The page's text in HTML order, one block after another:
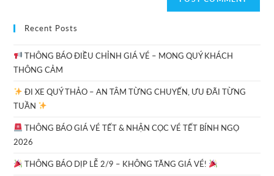
Recent Posts
THÔNG BÁO ĐIỀU CHỈNH GIÁ VÉ – MONG QUÝ KHÁCH
THÔNG CẢM
ĐI XE QUÝ THẢO – AN TÂM TỪNG CHUYẾN, ƯU ĐÃI TỪNG
TUẦN
THÔNG BÁO GIÁ VÉ TẾT & NHẬN CỌC VÉ TẾT BÍNH NGỌ
2026
THÔNG BÁO DỊP LỄ 2/9 – KHÔNG TĂNG GIÁ VÉ!